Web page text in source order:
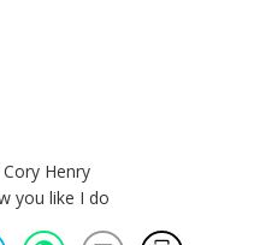
Henry
you like I do